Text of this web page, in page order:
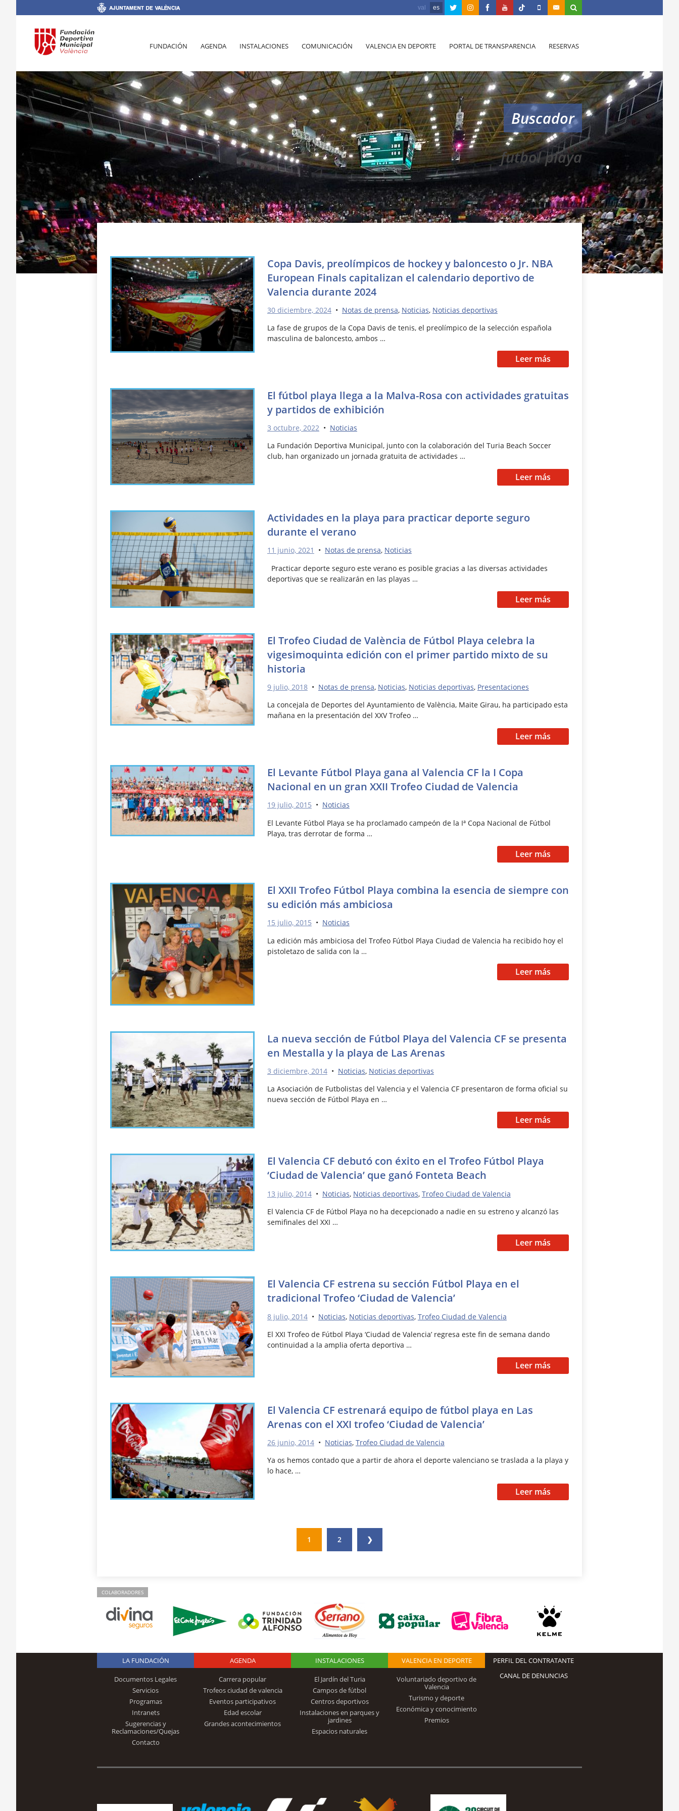
val es
FUNDACIÓN AGENDA INSTALACIONES COMUNICACIÓN VALENCIA EN DEPORTE PORTAL DE TRANSPARENCIA RESERVAS
Buscador
futbol playa
Copa Davis, preolímpicos de hockey y baloncesto o Jr. NBA
European Finals capitalizan el calendario deportivo de
Valencia durante 2024
30 diciembre, 2024• Notas de prensa, Noticias, Noticias deportivas
La fase de grupos de la Copa Davis de tenis, el preolímpico de la selección española
masculina de baloncesto, ambos …
Leer más
El fútbol playa llega a la Malva-Rosa con actividades gratuitas
y partidos de exhibición
3 octubre, 2022 • Noticias
La Fundación Deportiva Municipal, junto con la colaboración del Turia Beach Soccer
club, han organizado un jornada gratuita de actividades …
Leer más
Actividades en la playa para practicar deporte seguro
durante el verano
11 junio, 2021 • Notas de prensa, Noticias
Practicar deporte seguro este verano es posible gracias a las diversas actividades
deportivas que se realizarán en las playas …
Leer más
El Trofeo Ciudad de València de Fútbol Playa celebra la
vigesimoquinta edición con el primer partido mixto de su
historia
9 julio, 2018• Notas de prensa, Noticias, Noticias deportivas, Presentaciones
La concejala de Deportes del Ayuntamiento de València, Maite Girau, ha participado esta
mañana en la presentación del XXV Trofeo …
Leer más
El Levante Fútbol Playa gana al Valencia CF la I Copa
Nacional en un gran XXII Trofeo Ciudad de Valencia
19 julio, 2015 • Noticias
El Levante Fútbol Playa se ha proclamado campeón de la Iª Copa Nacional de Fútbol
Playa, tras derrotar de forma …
Leer más
El XXII Trofeo Fútbol Playa combina la esencia de siempre con
su edición más ambiciosa
15 julio, 2015 • Noticias
La edición más ambiciosa del Trofeo Fútbol Playa Ciudad de Valencia ha recibido hoy el
pistoletazo de salida con la …
Leer más
La nueva sección de Fútbol Playa del Valencia CF se presenta
en Mestalla y la playa de Las Arenas
3 diciembre, 2014• Noticias, Noticias deportivas
La Asociación de Futbolistas del Valencia y el Valencia CF presentaron de forma oficial su
nueva sección de Fútbol Playa en …
Leer más
El Valencia CF debutó con éxito en el Trofeo Fútbol Playa
‘Ciudad de Valencia’ que ganó Fonteta Beach
13 julio, 2014• Noticias, Noticias deportivas, Trofeo Ciudad de Valencia
El Valencia CF de Fútbol Playa no ha decepcionado a nadie en su estreno y alcanzó las
semifinales del XXI …
Leer más
El Valencia CF estrena su sección Fútbol Playa en el
tradicional Trofeo ‘Ciudad de Valencia’
8 julio, 2014• Noticias, Noticias deportivas, Trofeo Ciudad de Valencia
El XXI Trofeo de Fútbol Playa ‘Ciudad de Valencia’ regresa este fin de semana dando
continuidad a la amplia oferta deportiva …
Leer más
El Valencia CF estrenará equipo de fútbol playa en Las
Arenas con el XXI trofeo ‘Ciudad de Valencia’
26 junio, 2014• Noticias, Trofeo Ciudad de Valencia
Ya os hemos contado que a partir de ahora el deporte valenciano se traslada a la playa y
lo hace, …
Leer más
1 2 ❯
COLABORADORES
Logo Fundación
Trinidad Alfonso
LA FUNDACIÓN
Documentos Legales
Servicios
Programas
Intranets
Sugerencias y
Reclamaciones/Quejas
Contacto
AGENDA
Carrera popular
Trofeos ciudad de valencia
Eventos participativos
Edad escolar
Grandes acontecimientos
INSTALACIONES
El Jardín del Turia
Campos de fútbol
Centros deportivos
Instalaciones en parques y
jardines
Espacios naturales
VALENCIA EN DEPORTE
Voluntariado deportivo de
Valencia
Turismo y deporte
Económica y conocimiento
Premios
PERFIL DEL CONTRATANTE
CANAL DE DENUNCIAS